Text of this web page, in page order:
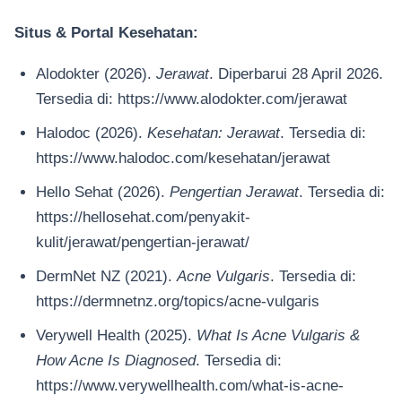
Situs & Portal Kesehatan:
Alodokter (2026). Jerawat. Diperbarui 28 April 2026.
Tersedia di: https://www.alodokter.com/jerawat
Halodoc (2026). Kesehatan: Jerawat. Tersedia di:
https://www.halodoc.com/kesehatan/jerawat
Hello Sehat (2026). Pengertian Jerawat. Tersedia di:
https://hellosehat.com/penyakit-
kulit/jerawat/pengertian-jerawat/
DermNet NZ (2021). Acne Vulgaris. Tersedia di:
https://dermnetnz.org/topics/acne-vulgaris
Verywell Health (2025). What Is Acne Vulgaris &
How Acne Is Diagnosed. Tersedia di:
https://www.verywellhealth.com/what-is-acne-